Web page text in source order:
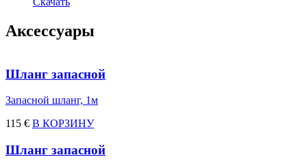
Аксессуары
Шланг запасной
Запасной шланг, 1м
115 € В КОРЗИНУ
Шланг запасной